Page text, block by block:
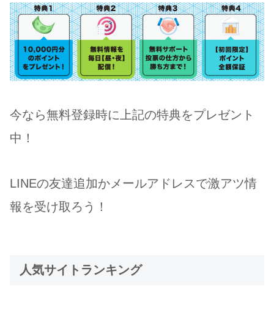
今なら無料登録時に上記の特典をプレゼント
中！
LINEの友達追加かメールアドレスで激アツ情
報を受け取ろう！
人気サイトランキング